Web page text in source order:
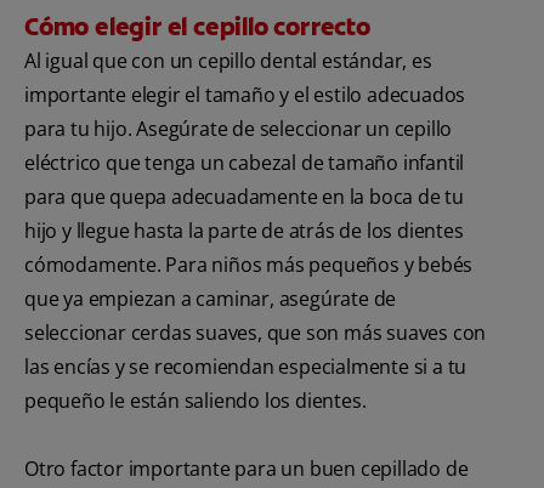
Cómo elegir el cepillo correcto
Al igual que con un cepillo dental estándar, es
importante elegir el tamaño y el estilo adecuados
para tu hijo. Asegúrate de seleccionar un cepillo
eléctrico que tenga un cabezal de tamaño infantil
para que quepa adecuadamente en la boca de tu
hijo y llegue hasta la parte de atrás de los dientes
cómodamente. Para niños más pequeños y bebés
que ya empiezan a caminar, asegúrate de
seleccionar cerdas suaves, que son más suaves con
las encías y se recomiendan especialmente si a tu
pequeño le están saliendo los dientes.
Otro factor importante para un buen cepillado de